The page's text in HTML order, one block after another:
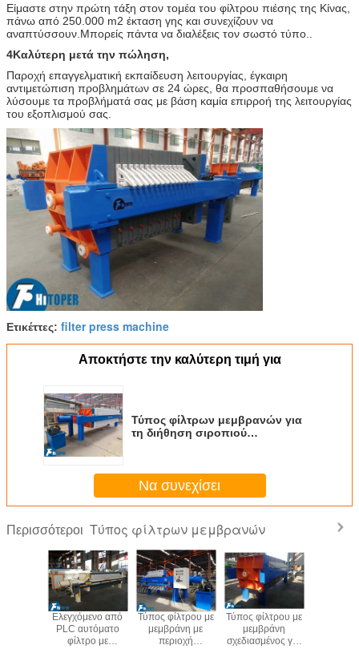
Είμαστε στην πρώτη τάξη στον τομέα του φίλτρου πιέσης της Κίνας,
πάνω από 250.000 m2 έκταση γης και συνεχίζουν να
αναπτύσσουν.Μπορείς πάντα να διαλέξεις τον σωστό τύπο..
4Καλύτερη μετά την πώληση,
Παροχή επαγγελματική εκπαίδευση λειτουργίας, έγκαιρη
αντιμετώπιση προβλημάτων σε 24 ώρες, θα προσπαθήσουμε να
λύσουμε τα προβλήματά σας με βάση καμία επιρροή της λειτουργίας
του εξοπλισμού σας.
Ετικέττες: filter press machine
Αποκτήστε την καλύτερη τιμή για
Τύπος φίλτρων μεμβρανών για
τη διήθηση σιροπιού
Να συνεχίσει
Περισσότεροι Τύπος φίλτρων μεμβρανών
Ελεγχόμενο από
PLC αυτόματο
φίλτρο με
Τύπος φίλτρου με
μεμβράνη με
περιοχή
Τύπος φίλτρου με
μεμβράνη
σχεδιασμένος για